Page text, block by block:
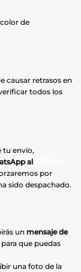
de
causar retrasos en
todos los
tu envío,
al
por
sido despachado.
un mensaje de
que puedas
una foto de la